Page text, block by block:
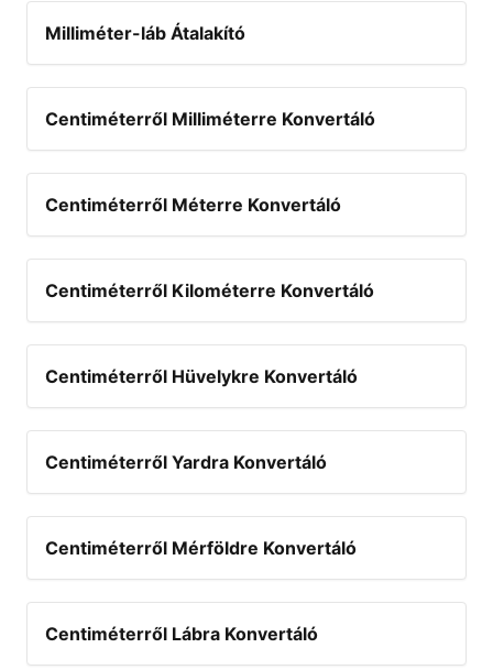
Milliméter-láb Átalakító
Centiméterről Milliméterre Konvertáló
Centiméterről Méterre Konvertáló
Centiméterről Kilométerre Konvertáló
Centiméterről Hüvelykre Konvertáló
Centiméterről Yardra Konvertáló
Centiméterről Mérföldre Konvertáló
Centiméterről Lábra Konvertáló